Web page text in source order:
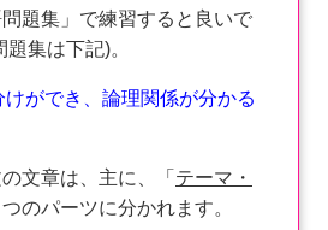
題集」で練習すると良いで
集は下記)。
ができ、論理関係が分かる
文章は、主に、「 テーマ・
つのパーツに分かれます。